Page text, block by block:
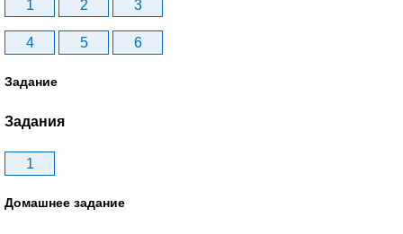
1 2 3
4 5 6
Задание
Задания
1
Домашнее задание